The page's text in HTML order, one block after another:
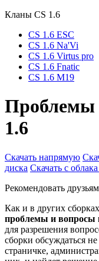
Кланы СS 1.6
CS 1.6 ESC
CS 1.6 Na'Vi
CS 1.6 Virtus pro
CS 1.6 Fnatic
CS 1.6 M19
Проблемы
1.6
Скачать напрямую
диска Скачать с
Рекомендовать
Как и в других
проблемы и вопросы
для разрешения
сборки обсуждаться
страничке,